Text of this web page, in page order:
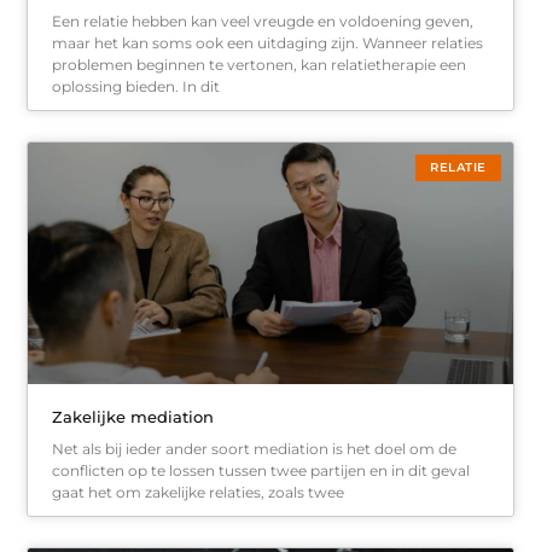
Een relatie hebben kan veel vreugde en voldoening geven,
maar het kan soms ook een uitdaging zijn. Wanneer relaties
problemen beginnen te vertonen, kan relatietherapie een
oplossing bieden. In dit
RELATIE
Zakelijke mediation
Net als bij ieder ander soort mediation is het doel om de
conflicten op te lossen tussen twee partijen en in dit geval
gaat het om zakelijke relaties, zoals twee